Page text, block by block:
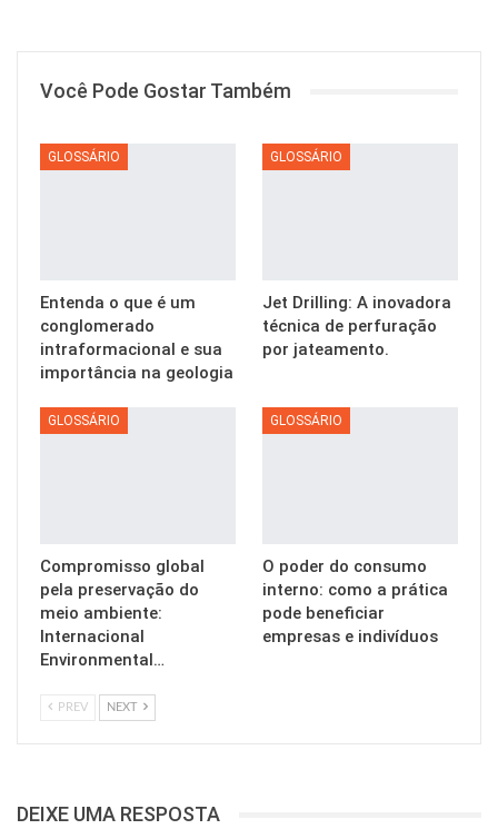
Você Pode Gostar Também
GLOSSÁRIO
Entenda o que é um
conglomerado
intraformacional e sua
importância na geologia
GLOSSÁRIO
Jet Drilling: A inovadora
técnica de perfuração
por jateamento.
GLOSSÁRIO
Compromisso global
pela preservação do
meio ambiente:
Internacional
Environmental…
GLOSSÁRIO
O poder do consumo
interno: como a prática
pode beneficiar
empresas e indivíduos
PREV NEXT
DEIXE UMA RESPOSTA